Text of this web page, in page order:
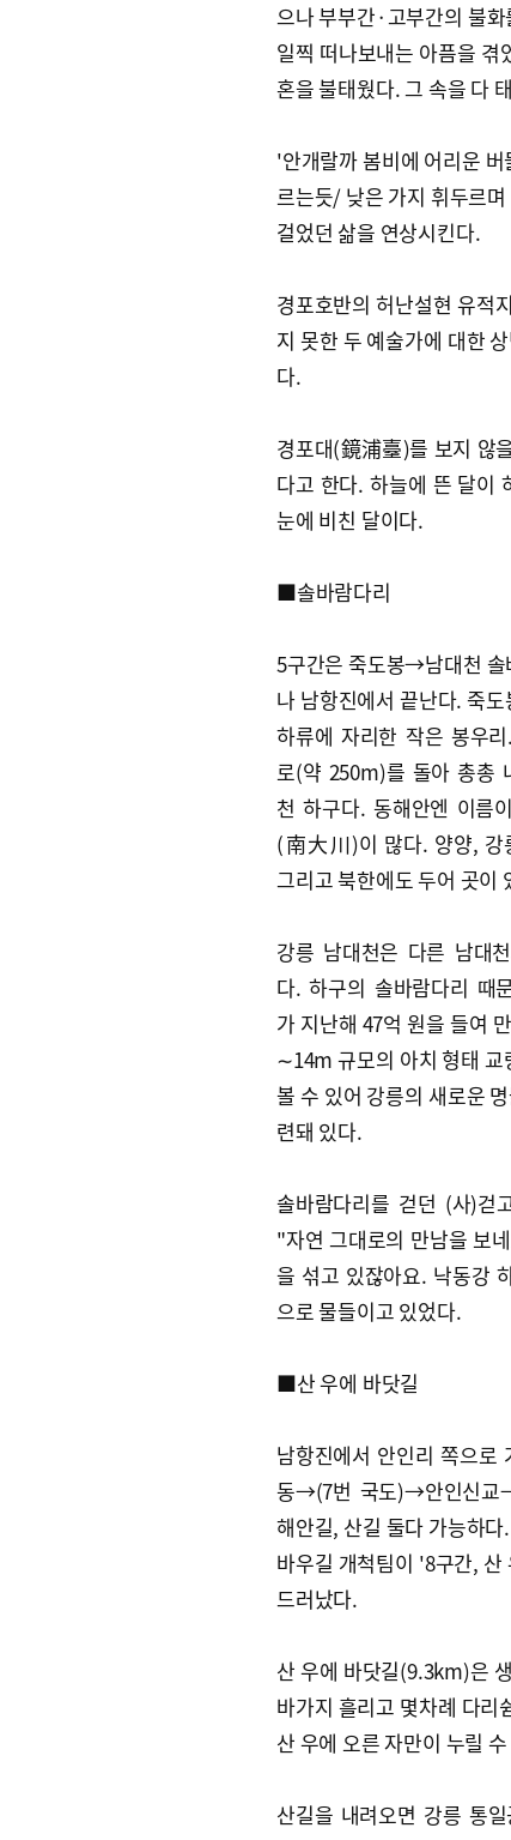
으나 부부간·고부간의 불
일찍 떠나보내는 아픔을
혼을 불태웠다. 그 속을 다
'안개랄까 봄비에 어리운
르는듯/ 낮은 가지 휘두르
걸었던 삶을 연상시킨다.
경포호반의 허난설현 유적
지 못한 두 예술가에 대한
다.
경포대(鏡浦臺)를 보지 않
다고 한다. 하늘에 뜬 달이
눈에 비친 달이다.
■솔바람다리
5구간은 죽도봉→남대천 솔
나 남항진에서 끝난다. 죽
하류에 자리한 작은 봉우
로(약 250m)를 돌아 총총
천 하구다. 동해안엔 이름
(南大川)이 많다. 양양, 강
그리고 북한에도 두어 곳이
강릉 남대천은 다른 남대
다. 하구의 솔바람다리 때
가 지난해 47억 원을 들여
∼14m 규모의 아치 형태 교
볼 수 있어 강릉의 새로운
련돼 있다.
솔바람다리를 걷던 (사)걷
"자연 그대로의 만남을 보
을 섞고 있잖아요. 낙동강
으로 물들이고 있었다.
■산 우에 바닷길
남항진에서 안인리 쪽으로
동→(7번 국도)→안인신교
해안길, 산길 둘다 가능하
바우길 개척팀이 '8구간,
드러났다.
산 우에 바닷길(9.3km)은
바가지 흘리고 몇차례 다리
산 우에 오른 자만이 누릴
산길을 내려오면 강릉 통